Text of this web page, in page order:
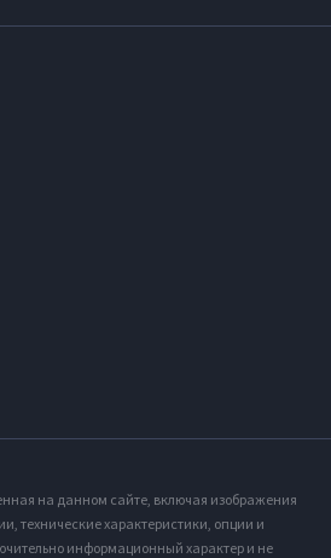
на данном сайте, включая изображения
технические характеристики, опции и
информационный характер и не